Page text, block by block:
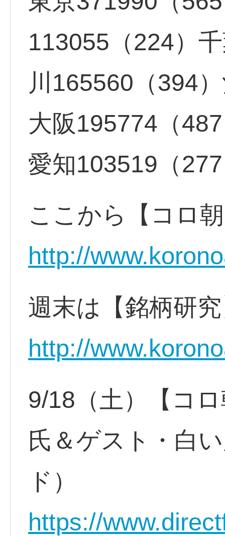
113055（224）
川165560（394
大阪195774（
愛知103519（
ここから【コロ
http://
週末は【銘柄
http://
9/18（土）【コ
氏＆ゲスト・白
ド）
https://